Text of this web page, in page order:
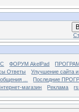
ФОРУМ AkelPad
Ответы
Улучшение сайта
...
Последние
магазин
Реклама